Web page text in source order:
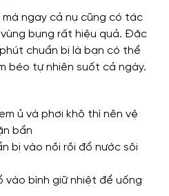
mà ngay cả nụ cũng có tác
bụng rất hiệu quả. Đặc
chuẩn bị là bạn có thể
béo tự nhiên suốt cả ngày.
ủ và phơi khô thì nên vệ
bẩn
bị vào nồi rồi đổ nước sôi
vào bình giữ nhiệt để uống